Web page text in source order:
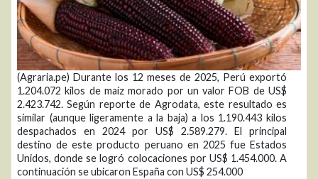
(Agraria.pe) Durante los 12 meses de 2025, Perú exportó
1.204.072 kilos de maíz morado por un valor FOB de US$
2.423.742. Según reporte de Agrodata, este resultado es
similar (aunque ligeramente a la baja) a los 1.190.443 kilos
despachados en 2024 por US$ 2.589.279. El principal
destino de este producto peruano en 2025 fue Estados
Unidos, donde se logró colocaciones por US$ 1.454.000. A
continuación se ubicaron España con US$ 254.000